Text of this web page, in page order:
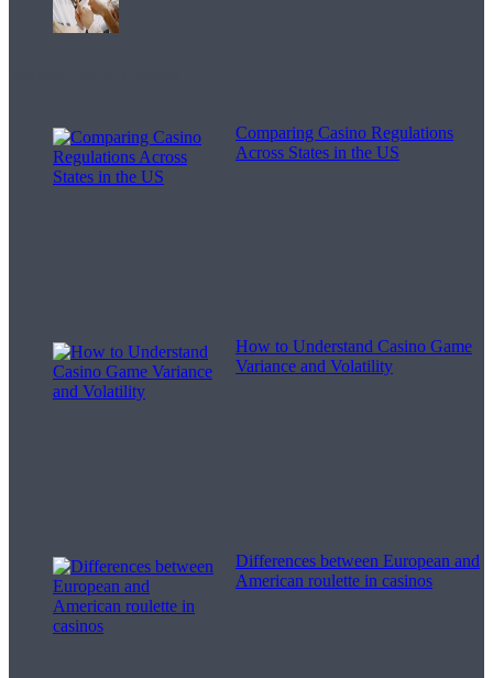
Comparing Casino Regulations
Across States in the US
How to Understand Casino Game
Variance and Volatility
Differences between European and
American roulette in casinos